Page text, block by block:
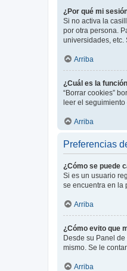
¿Por qué mi
Si no activa la
por otra persona.
universidades, etc.
Arriba
¿Cuál es la
“Borrar cookies”
leer el
Arriba
Preferencias
¿Cómo se puede
Si es un usuario
se encuentra en la
Arriba
¿Cómo evito que
Desde su Panel
mismo. Se le
Arriba